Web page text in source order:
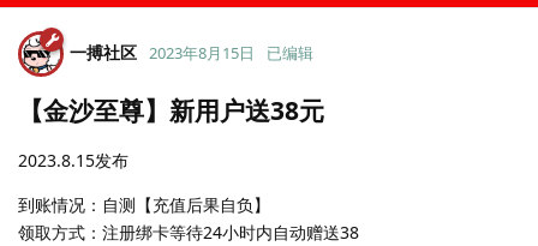
一搏社区 2023年8月15日 已编辑
【金沙至尊】新用户送38元
2023.8.15发布
到账情况：自测【充值后果自负】
领取方式：注册绑卡等待24小时内自动赠送38